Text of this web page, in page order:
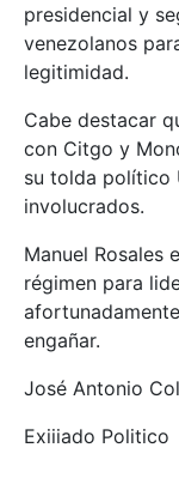
presidencial y
venezolanos
legitimidad.
Cabe destacar
con Citgo y
su tolda político
involucrados.
Manuel Rosales
régimen para
engañar.
José Antonio
Exiiiado Politico